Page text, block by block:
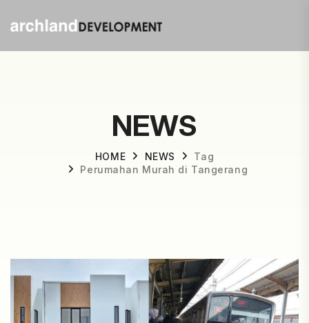
NEWS
HOME NEWS
Tag
Perumahan Murah di Tangerang